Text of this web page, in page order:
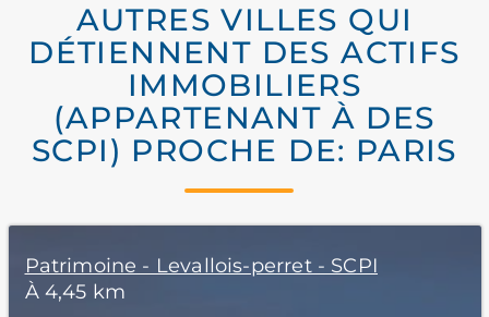
AUTRES VILLES QUI
DÉTIENNENT DES ACTIFS
IMMOBILIERS
(APPARTENANT À DES
SCPI) PROCHE DE: PARIS
Patrimoine - Levallois-perret - SCPI
À 4,45 km